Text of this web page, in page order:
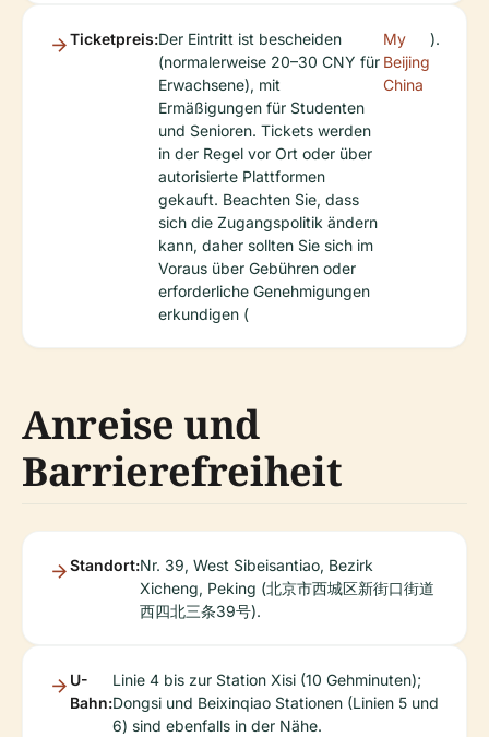
Ticketpreis:Der Eintritt ist bescheiden
(normalerweise 20–30 CNY für
Erwachsene), mit
Ermäßigungen für Studenten
und Senioren. Tickets werden
in der Regel vor Ort oder über
autorisierte Plattformen
gekauft. Beachten Sie, dass
sich die Zugangspolitik ändern
kann, daher sollten Sie sich im
Voraus über Gebühren oder
erforderliche Genehmigungen
erkundigen (
My
Beijing
China
).
Anreise und
Barrierefreiheit
Standort:Nr. 39, West Sibeisantiao, Bezirk
Xicheng, Peking (北京市西城区新街口街道
西四北三条39号).
U-
Bahn:
Linie 4 bis zur Station Xisi (10 Gehminuten);
Dongsi und Beixinqiao Stationen (Linien 5 und
6) sind ebenfalls in der Nähe.